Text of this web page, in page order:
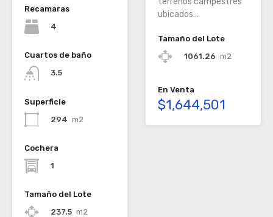
Recamaras
4
Cuartos de baño
3.5
Superficie
294 m2
Cochera
1
Tamaño del Lote
237.5 m2
ubicados…
Tamaño del Lote
1061.26 m2
En Venta
$1,644,501